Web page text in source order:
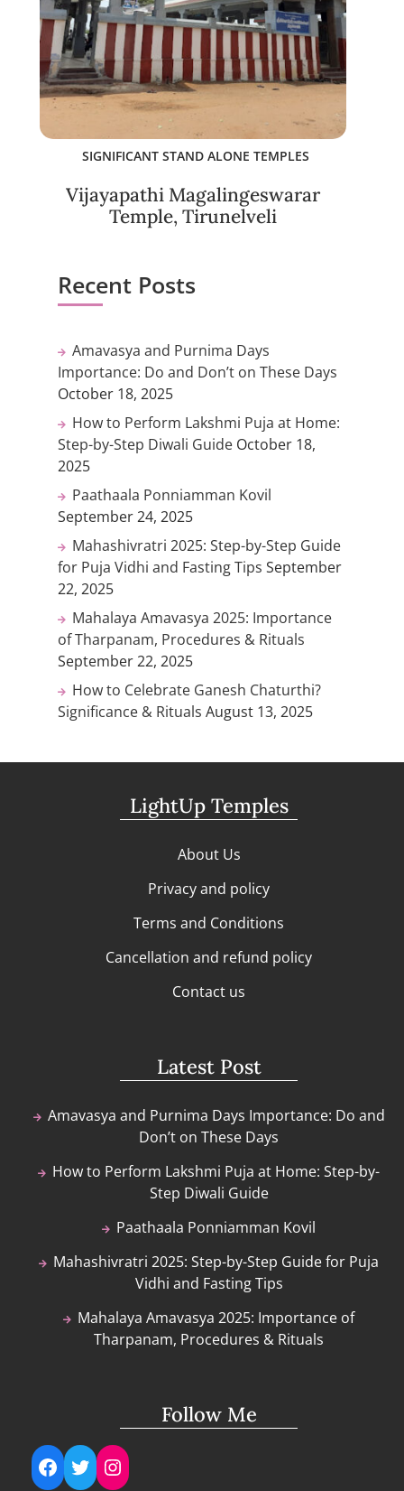
SIGNIFICANT STAND ALONE TEMPLES
Vijayapathi Magalingeswarar
Temple, Tirunelveli
Recent Posts
Amavasya and Purnima Days
Importance: Do and Don’t on These Days
October 18, 2025
How to Perform Lakshmi Puja at Home:
Step-by-Step Diwali Guide October 18,
2025
Paathaala Ponniamman Kovil
September 24, 2025
Mahashivratri 2025: Step-by-Step Guide
for Puja Vidhi and Fasting Tips September
22, 2025
Mahalaya Amavasya 2025: Importance
of Tharpanam, Procedures & Rituals
September 22, 2025
How to Celebrate Ganesh Chaturthi?
Significance & Rituals August 13, 2025
LightUp Temples
About Us
Privacy and policy
Terms and Conditions
Cancellation and refund policy
Contact us
Latest Post
Amavasya and Purnima Days Importance: Do and
Don’t on These Days
How to Perform Lakshmi Puja at Home: Step-by-
Step Diwali Guide
Paathaala Ponniamman Kovil
Mahashivratri 2025: Step-by-Step Guide for Puja
Vidhi and Fasting Tips
Mahalaya Amavasya 2025: Importance of
Tharpanam, Procedures & Rituals
Follow Me
Facebook
TwitterInstagram